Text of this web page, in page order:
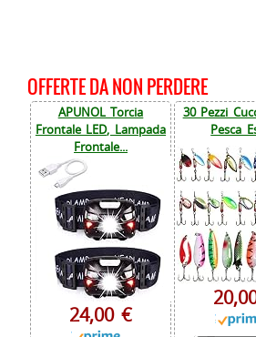
OFFERTE DA NON PERDERE
APUNOL Torcia
Frontale LED, Lampada
Frontale...
24,00 €
30 Pezzi
Pesca